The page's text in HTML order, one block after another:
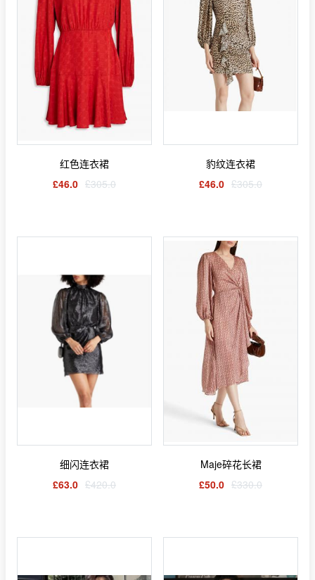
红色连衣裙
£46.0 £305.0
豹纹连衣裙
£46.0 £305.0
细闪连衣裙
£63.0 £420.0
Maje碎花长裙
£50.0 £330.0